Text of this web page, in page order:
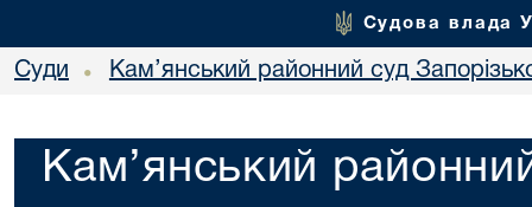
Судова влада
Суди • Кам’янський районний суд
Кам’янський